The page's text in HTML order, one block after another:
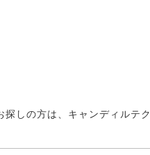
しの方は、キャンディルテク